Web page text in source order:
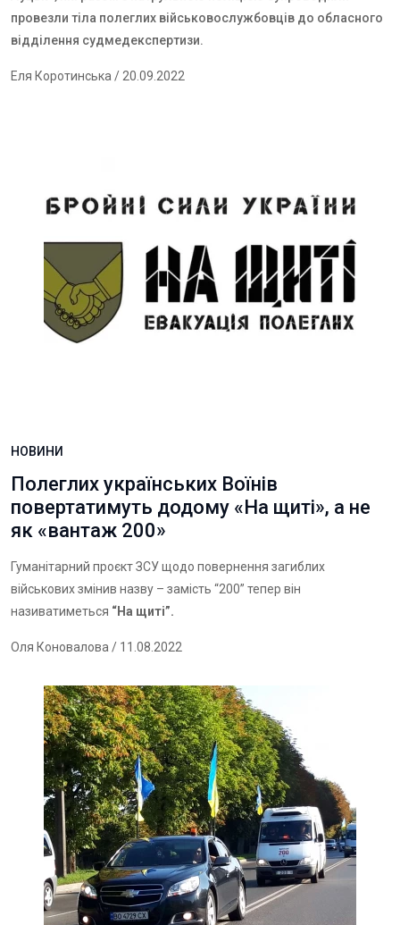
провезли тіла полеглих військовослужбовців до обласного
відділення судмедекспертизи.
Еля Коротинська / 20.09.2022
НОВИНИ
Полеглих українських Воїнів
повертатимуть додому «На щиті», а не
як «вантаж 200»
Гуманітарний проєкт ЗСУ щодо повернення загиблих
військових змінив назву – замість “200” тепер він
називатиметься “На щиті”.
Оля Коновалова / 11.08.2022